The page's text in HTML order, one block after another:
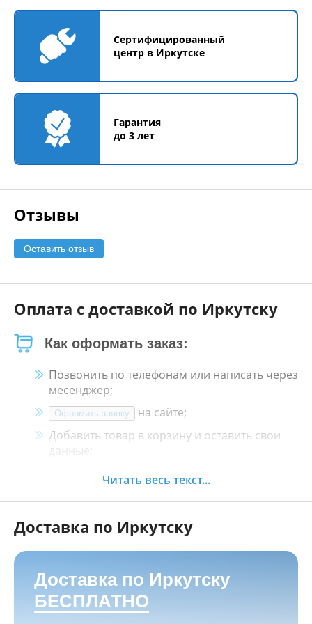
Сертифицированный
центр в Иркутске
Гарантия
до 3 лет
Отзывы
Оставить отзыв
Оплата с доставкой по Иркутску
Как оформать заказ:
Позвонить по телефонам или написать через
месенджер;
Оформить заявку
на сайте;
Добавить товар в корзину и оставить свои
данные;
Менеджер свяжется с Вами в течение 30
Как оплатить:
Наличными, пластиковой картой, кредитной
картой и картой ХАЛВА в кассе нашего
магазина по адресуг. Иркутск, ул. Баррикад
24а, Мотосалон БАРС
Читать весь текст...
Доставка по Иркутску
Доставка по Иркутску
БЕСПЛАТНО